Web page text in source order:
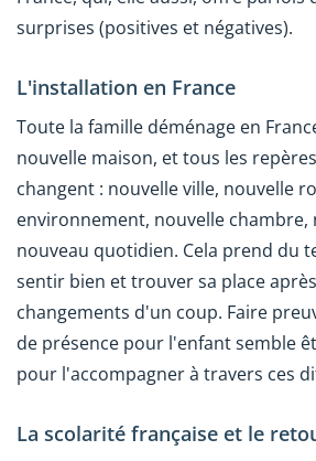
surprises (positives et négatives).
L'installation en France
Toute la famille déménage en
nouvelle maison, et tous les
changent : nouvelle ville, nouvelle
environnement, nouvelle chambre,
nouveau quotidien. Cela prend du
sentir bien et trouver sa place
changements d'un coup. Faire
de présence pour l'enfant semble
pour l'accompagner à travers ces
La scolarité française et le